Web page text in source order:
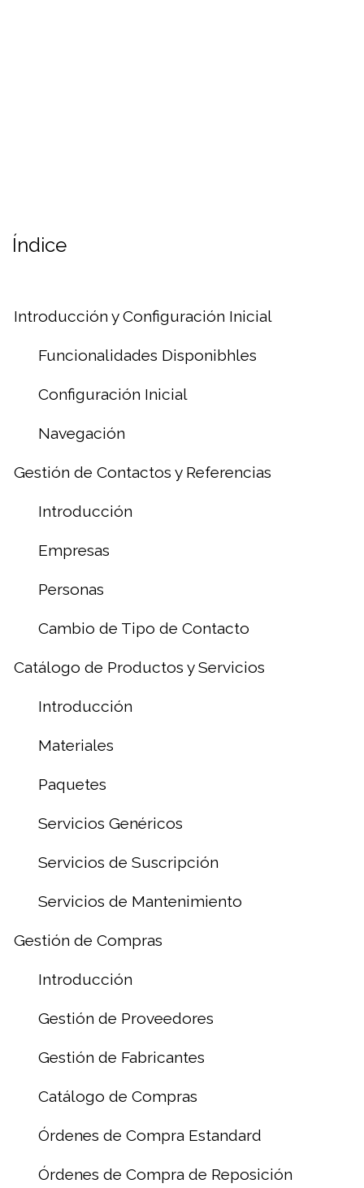
Índice
Introducción y Configuración Inicial
Funcionalidades Disponibhles
Configuración Inicial
Navegación
Gestión de Contactos y Referencias
Introducción
Empresas
Personas
Cambio de Tipo de Contacto
Catálogo de Productos y Servicios
Introducción
Materiales
Paquetes
Servicios Genéricos
Servicios de Suscripción
Servicios de Mantenimiento
Gestión de Compras
Introducción
Gestión de Proveedores
Gestión de Fabricantes
Catálogo de Compras
Órdenes de Compra Estandard
Órdenes de Compra de Reposición